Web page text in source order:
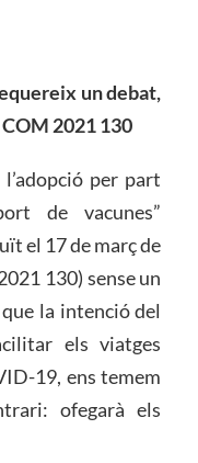
un debat,
2021 130
per part
de vacunes”
el 17 de març de
130) sense un
la intenció del
els viatges
19, ens temem
ofegarà els